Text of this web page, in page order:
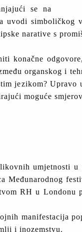
se na
uvodi
narative s
konačne
organskog i
jezikom?
moguće
umjetnosti
Međunarodnog
RH u
manifestacija
i inozemstvu.